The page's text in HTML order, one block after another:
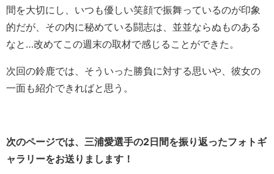
間を大切にし、いつも優しい笑顔で振舞っているのが印象
的だが、その内に秘めている闘志は、並並ならぬものある
なと…改めてこの週末の取材で感じることができた。
次回の鈴鹿では、そういった勝負に対する思いや、彼女の
一面も紹介できればと思う。
次のページでは、三浦愛選手の2日間を振り返ったフォトギ
ャラリーをお送りまします！